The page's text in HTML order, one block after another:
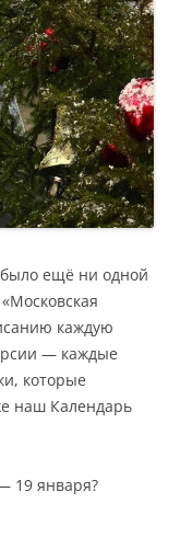
ещё ни одной
каждую
— каждые
которые
наш Календарь
19 января?